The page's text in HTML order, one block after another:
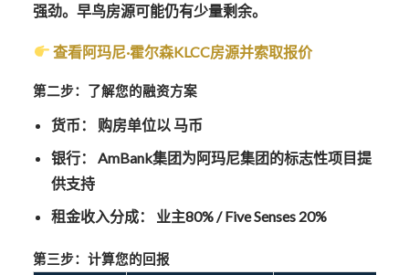
强劲。早鸟房源可能仍有少量剩余。
查看阿玛尼·霍尔森KLCC房源并索取报价
第二步：了解您的融资方案
货币： 购房单位以 马币
银行：
AmBank集团为阿玛尼集团的标志性项目提
供支持
租金收入分成：
业主80% / Five Senses 20%
第三步：计算您的回报